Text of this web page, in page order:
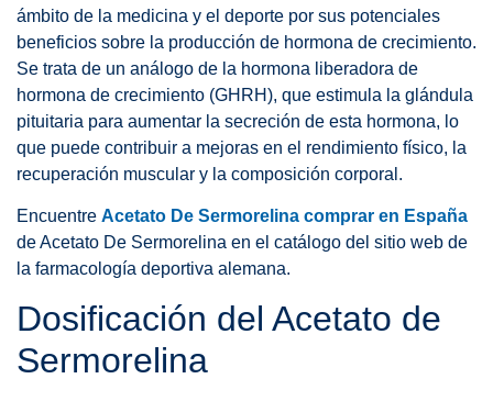
ámbito de la medicina y el deporte por sus potenciales
beneficios sobre la producción de hormona de crecimiento.
Se trata de un análogo de la hormona liberadora de
hormona de crecimiento (GHRH), que estimula la glándula
pituitaria para aumentar la secreción de esta hormona, lo
que puede contribuir a mejoras en el rendimiento físico, la
recuperación muscular y la composición corporal.
Encuentre Acetato De Sermorelina comprar en España
de Acetato De Sermorelina en el catálogo del sitio web de
la farmacología deportiva alemana.
Dosificación del Acetato de
Sermorelina